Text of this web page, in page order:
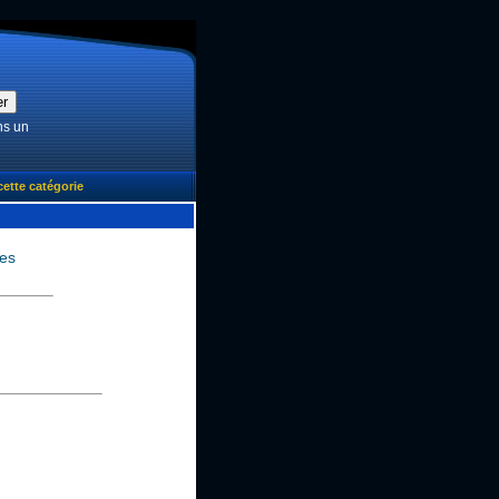
un
catégorie